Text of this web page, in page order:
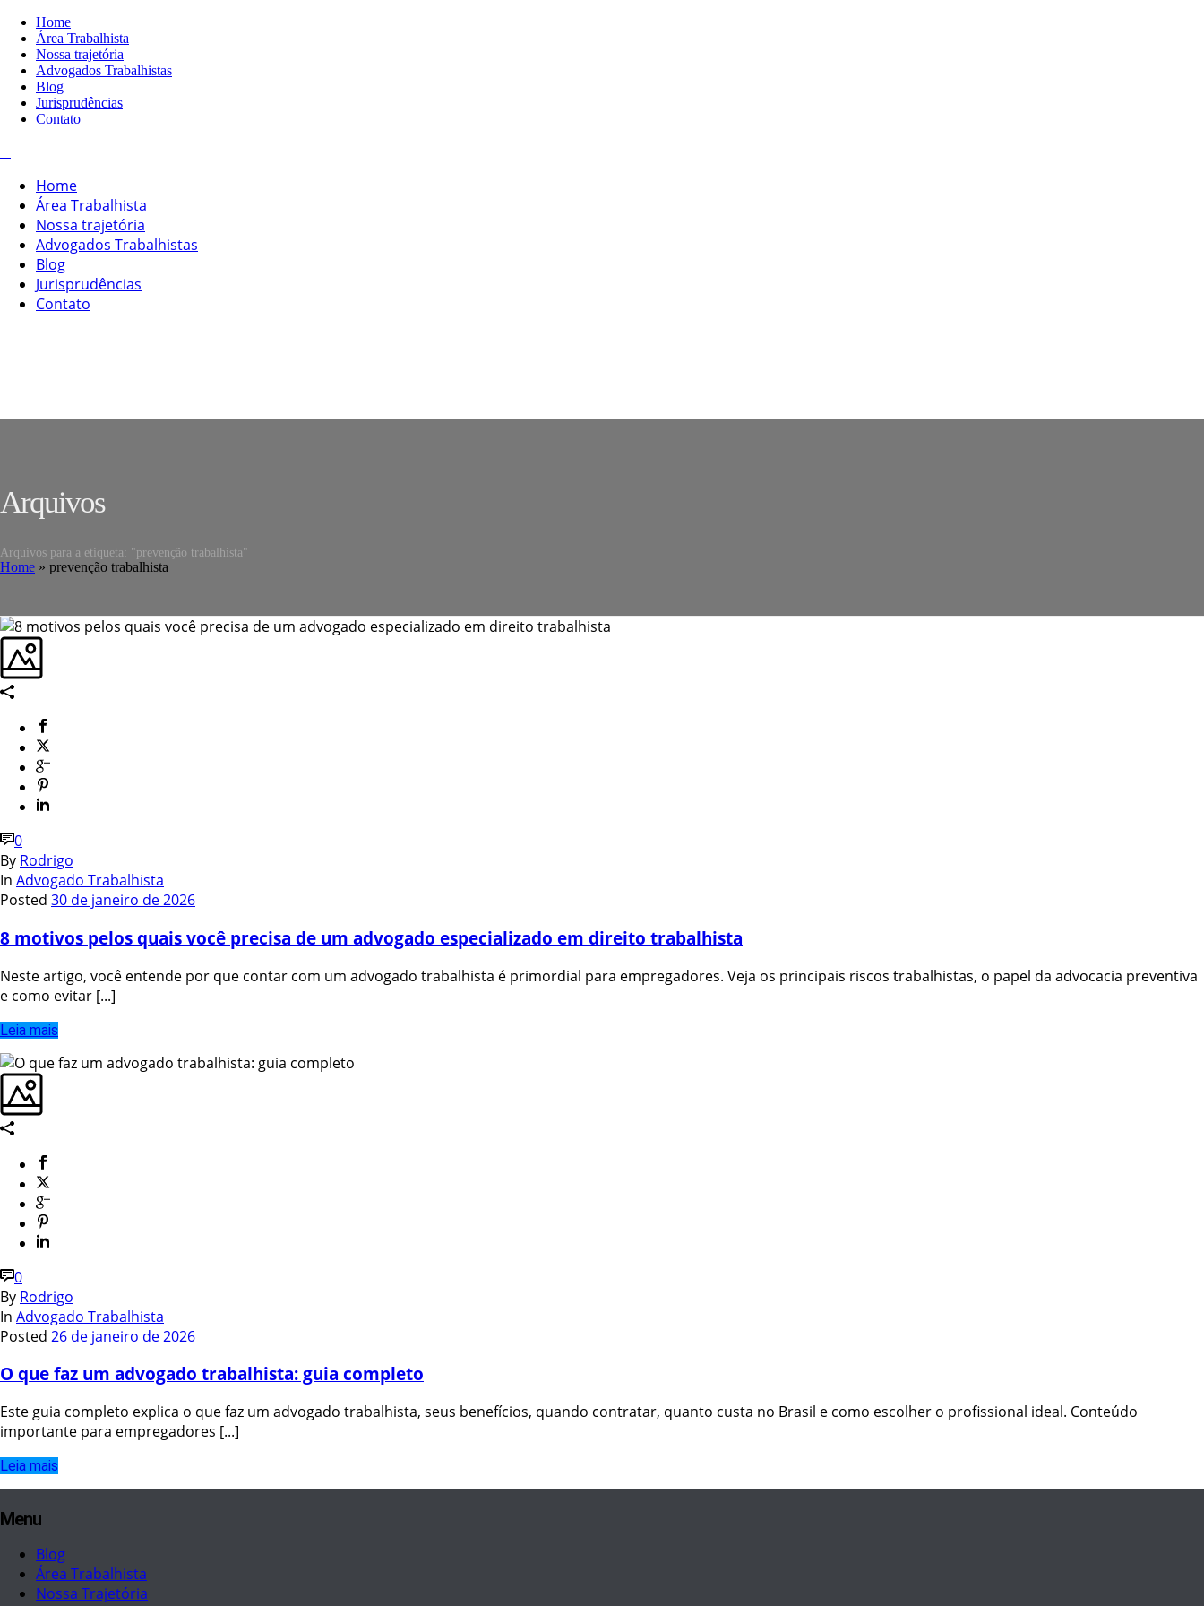
Home
Área Trabalhista
Nossa trajetória
Advogados Trabalhistas
Blog
Jurisprudências
Contato
Home
Área Trabalhista
Nossa trajetória
Advogados Trabalhistas
Blog
Jurisprudências
Contato
Arquivos
Arquivos para a etiqueta: "prevenção trabalhista"
Home » prevenção trabalhista
0
By Rodrigo
In Advogado Trabalhista
Posted 30 de janeiro de 2026
8 motivos pelos quais você precisa de um advogado especializado em direito trabalhista
Neste artigo, você entende por que contar com um advogado trabalhista é primordial para empregadores. Veja os principais riscos trabalhistas, o papel da advocacia preventiva
e como evitar [...]
Leia mais
0
By Rodrigo
In Advogado Trabalhista
Posted 26 de janeiro de 2026
O que faz um advogado trabalhista: guia completo
Este guia completo explica o que faz um advogado trabalhista, seus benefícios, quando contratar, quanto custa no Brasil e como escolher o profissional ideal. Conteúdo
importante para empregadores [...]
Leia mais
Menu
Blog
Área Trabalhista
Nossa Trajetória